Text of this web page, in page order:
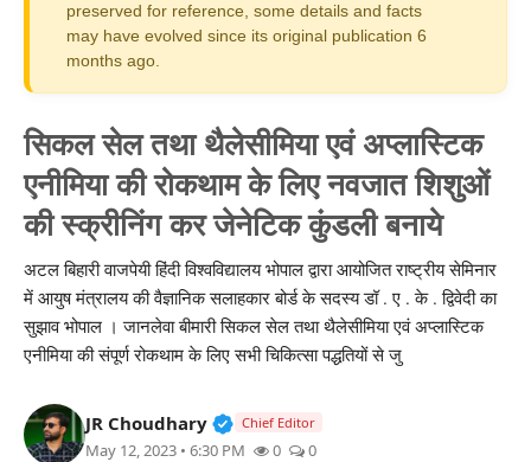
राजस्थान
खेल
शिक्षा
लाइफस्टाइल
मनोरंजन
तकनीक
विशेष
preserved for reference, some details and facts
may have evolved since its original publication 6
months ago.
सिकल सेल तथा थैलेसीमिया एवं अप्लास्टिक
एनीमिया की रोकथाम के लिए नवजात शिशुओं
की स्क्रीनिंग कर जेनेटिक कुंडली बनाये
अटल बिहारी वाजपेयी हिंदी विश्वविद्यालय भोपाल द्वारा आयोजित राष्ट्रीय सेमिनार
में आयुष मंत्रालय की वैज्ञानिक सलाहकार बोर्ड के सदस्य डॉ . ए . के . द्विवेदी का
सुझाव भोपाल । जानलेवा बीमारी सिकल सेल तथा थैलेसीमिया एवं अप्लास्टिक
एनीमिया की संपूर्ण रोकथाम के लिए सभी चिकित्सा पद्धतियों से जु
JR Choudhary Verified Public Figure • 30 Mar,
Chief Editor
May 12, 2023 • 6:30 PM 0 0